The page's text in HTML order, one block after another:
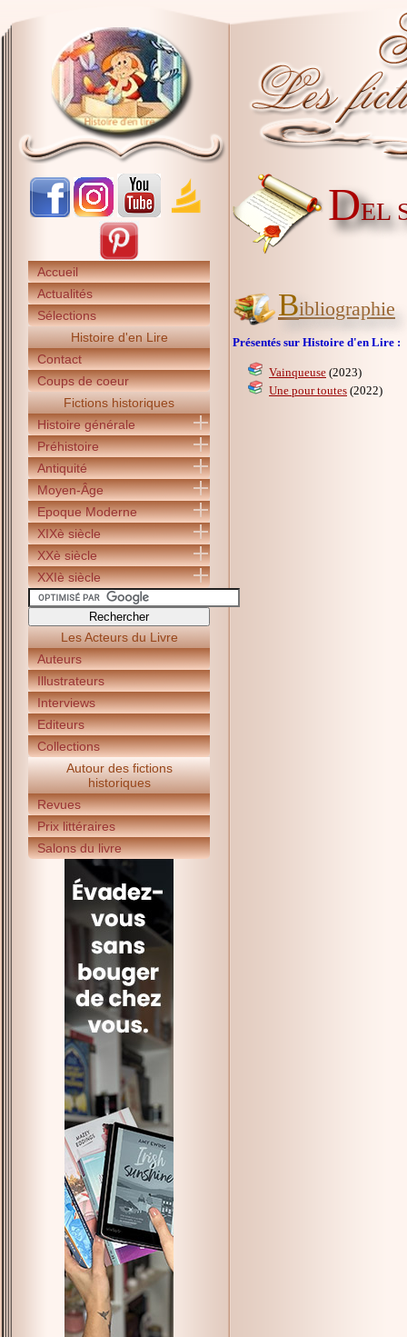
Accueil
Actualités
Sélections
Histoire d'en Lire
Contact
Coups de coeur
Fictions historiques
Histoire générale
Préhistoire
Antiquité
Moyen-Âge
Epoque Moderne
XIXè siècle
XXè siècle
XXIè siècle
Les Acteurs du Livre
Auteurs
Illustrateurs
Interviews
Editeurs
Collections
Autour des fictions
historiques
Revues
Prix littéraires
Salons du livre
DEL
Bibliographie
Présentés sur Histoire d'en Lire :
Vainqueuse (2023)
Une pour toutes (2022)